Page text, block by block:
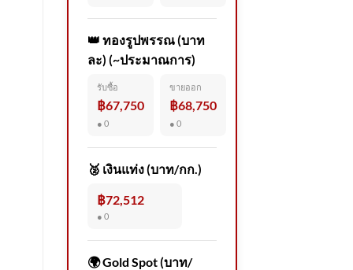
👑 ทองรูปพรรณ (บาท
ละ) (~ประมาณการ)
รับซื้อ
฿67,750
● 0
ขายออก
฿68,750
● 0
🥈 เงินแท่ง (บาท/กก.)
฿72,512
● 0
🌍 Gold Spot (บาท/